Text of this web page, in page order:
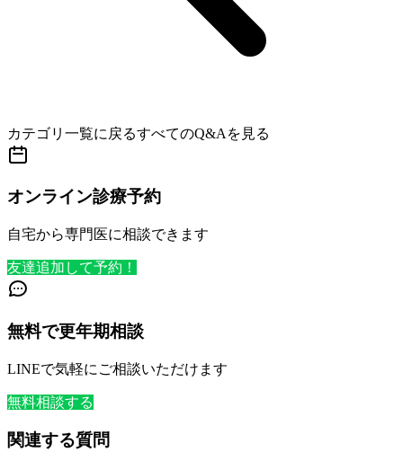
カテゴリ一覧に戻るすべてのQ&Aを見る
オンライン診療予約
自宅から専門医に相談できます
友達追加して予約！
無料で更年期相談
LINEで気軽にご相談いただけます
無料相談する
関連する質問